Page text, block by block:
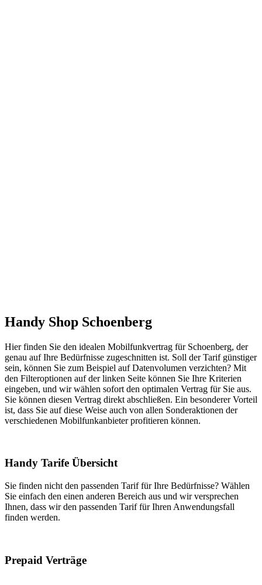
Handy Shop Schoenberg
Hier finden Sie den idealen Mobilfunkvertrag für Schoenberg, der
genau auf Ihre Bedürfnisse zugeschnitten ist. Soll der Tarif günstiger
sein, können Sie zum Beispiel auf Datenvolumen verzichten? Mit
den Filteroptionen auf der linken Seite können Sie Ihre Kriterien
eingeben, und wir wählen sofort den optimalen Vertrag für Sie aus.
Sie können diesen Vertrag direkt abschließen. Ein besonderer Vorteil
ist, dass Sie auf diese Weise auch von allen Sonderaktionen der
verschiedenen Mobilfunkanbieter profitieren können.
Handy Tarife Übersicht
Sie finden nicht den passenden Tarif für Ihre Bedürfnisse? Wählen
Sie einfach den einen anderen Bereich aus und wir versprechen
Ihnen, dass wir den passenden Tarif für Ihren Anwendungsfall
finden werden.
Prepaid Verträge